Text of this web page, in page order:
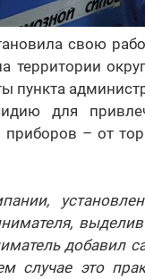
свою
территории
пункта
для
– от
добавил
случае это